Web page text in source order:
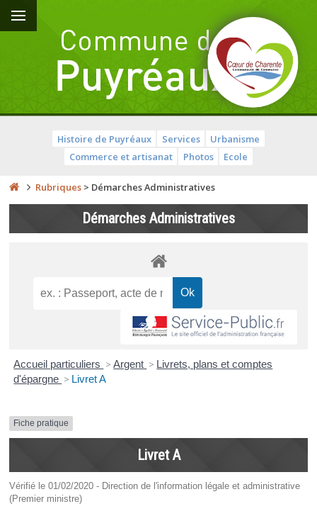
Histoire de Puyréaux Services
Urbanisme
Commerce et artisanat
Photos Ecole
Rubriques > Démarches Administratives
Démarches Administratives
Accueil particuliers > Argent > Livrets, plans et comptes
d'épargne > Livret A
Fiche pratique
Livret A
Vérifié le 01/02/2020 - Direction de l'information légale et administrative
(Premier ministre)